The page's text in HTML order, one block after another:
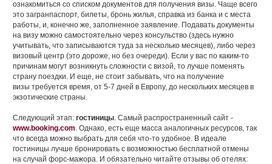
ознакомиться со списком документов для получения визы. Чаще всего
это загранпаспорт, билеты, бронь жилья, справка из банка и с места
работы, и, конечно же, заполненное заявление. Подавать документы
на визу можно самостоятельно через консульство (здесь нужно
учитывать, что записываются туда за несколько месяцев), либо через
визовый центр (это дороже, но без очереди). Если у вас по каким-то
причинам могут возникнуть сложности с визой, то лучше поменять
страну поездки. И еще, не стоит забывать, что на получение
визы требуется время, от 5-7 дней в Европу, до нескольких месяцев в
экзотические страны.
Следующий этап:гостиницы. Самый распространенный сайт -
www.booking.com. Однако, есть еще масса аналогичных ресурсов, так
что всегда можно выбрать для себя что-то удобное. В идеале
гостиницы лучше бронировать с возможностью бесплатной отмены
на случай форс-мажора. И обязательно читайте отзывы об отелях: